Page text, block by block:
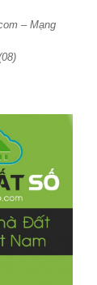
– Mạng